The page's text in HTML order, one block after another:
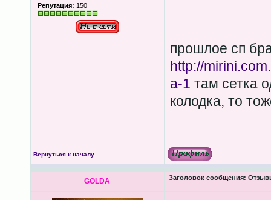
Репутация: 150
прошлое сп
http://
a-1 там сетка
колодка, то
Вернуться к началу
GOLDA Заголовок сообщения: